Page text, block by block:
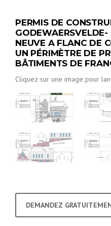
PERMIS DE
NEUVE A FLANC DE
UN PÉRIMÈTRE DE
BÂTIMENTS DE
Cliquez sur une image pour
DEMANDEZ